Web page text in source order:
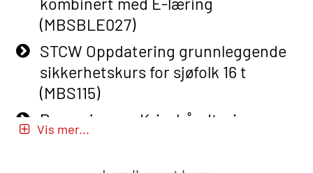
Basic Safety Training (English) – with
E-learning (OBSBLE050)
Helikopterevakuering inkl pustelunge
med adaptive e-læring (OSEBLE018)
Helicopter Underwater Escape incl.
Airpocket with E-learning (English)
(MBSBLE027)
STCW Oppdatering grunnleggende
sikkerhetskurs for sjøfolk 16 t
(MBS115)
Passasjer- og Krisehåndtering
(MBSBLE020)
Passasjer- og Krisehåndtering
Vis mer...